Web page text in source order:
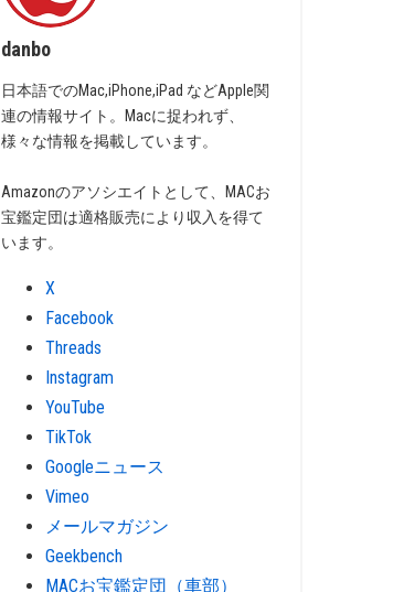
danbo
日本語でのMac,iPhone,iPad などApple関
連の情報サイト。Macに捉われず、
様々な情報を掲載しています。
Amazonのアソシエイトとして、MACお
宝鑑定団は適格販売により収入を得て
います。
X
Facebook
Threads
Instagram
YouTube
TikTok
Googleニュース
Vimeo
メールマガジン
Geekbench
MACお宝鑑定団（車部）